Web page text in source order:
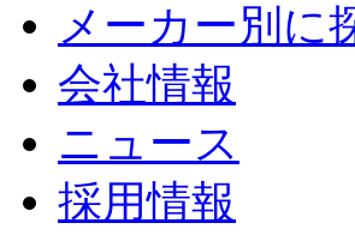
メーカー別に
会社情報
ニュース
採用情報